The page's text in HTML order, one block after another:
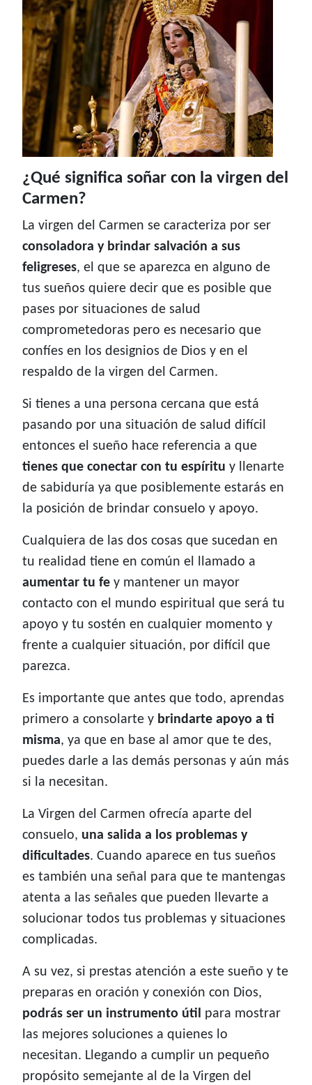
¿Qué significa soñar con la virgen del
Carmen?
La virgen del Carmen se caracteriza por ser
consoladora y brindar salvación a sus
feligreses, el que se aparezca en alguno de
tus sueños quiere decir que es posible que
pases por situaciones de salud
comprometedoras pero es necesario que
confíes en los designios de Dios y en el
respaldo de la virgen del Carmen.
Si tienes a una persona cercana que está
pasando por una situación de salud difícil
entonces el sueño hace referencia a que
tienes que conectar con tu espíritu y llenarte
de sabiduría ya que posiblemente estarás en
la posición de brindar consuelo y apoyo.
Cualquiera de las dos cosas que sucedan en
tu realidad tiene en común el llamado a
aumentar tu fe y mantener un mayor
contacto con el mundo espiritual que será tu
apoyo y tu sostén en cualquier momento y
frente a cualquier situación, por difícil que
parezca.
Es importante que antes que todo, aprendas
primero a consolarte y brindarte apoyo a ti
misma, ya que en base al amor que te des,
puedes darle a las demás personas y aún más
si la necesitan.
La Virgen del Carmen ofrecía aparte del
consuelo, una salida a los problemas y
dificultades. Cuando aparece en tus sueños
es también una señal para que te mantengas
atenta a las señales que pueden llevarte a
solucionar todos tus problemas y situaciones
complicadas.
A su vez, si prestas atención a este sueño y te
preparas en oración y conexión con Dios,
podrás ser un instrumento útil para mostrar
las mejores soluciones a quienes lo
necesitan. Llegando a cumplir un pequeño
propósito semejante al de la Virgen del